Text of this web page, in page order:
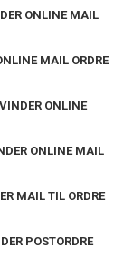
ONLINE MAIL
MAIL ORDRE
ONLINE
ONLINE MAIL
MAIL TIL ORDRE
POSTORDRE